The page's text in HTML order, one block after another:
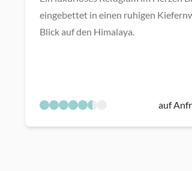
eingebettet in einen ruhigen
Blick auf den Himalaya.
auf